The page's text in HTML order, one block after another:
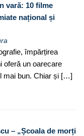
vară: 10 filme
național și
împărțirea
oferă un oarecare
mai bun. Chiar și […]
– „Școala de morți